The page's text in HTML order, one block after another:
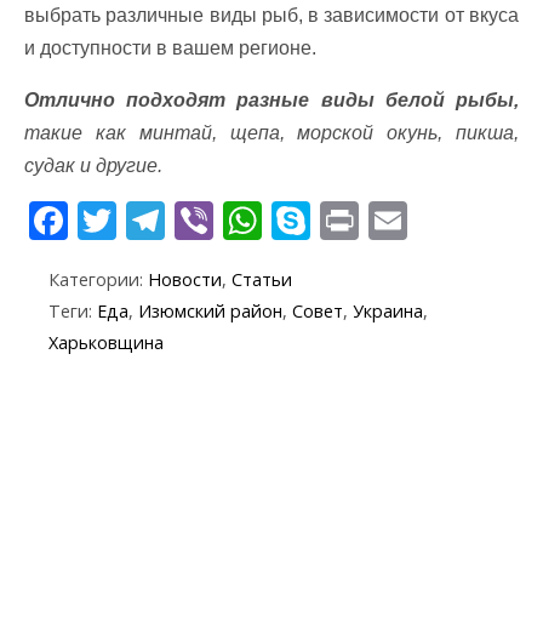
выбрать различные виды рыб, в зависимости от вкуса
и доступности в вашем регионе.
Отлично подходят разные виды белой рыбы,
такие как минтай, щепа, морской окунь, пикша,
судак и другие.
F
ac
e
b
T
w
itt
er
T
el
e
gr
Vi
b
er
W
h
at
s
S
k
y
p
Pr
in
t ai
l
Категории: Новости, Статьи
Теги: Еда, Изюмский район, Совет, Украина,
Харьковщина